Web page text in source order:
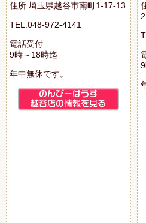
住所.埼玉県越谷市南町1-17-13
TEL.048-972-4141
電話受付
9時～18時迄
年中無休です。